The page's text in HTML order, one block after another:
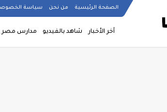
الصفحة الرئيسية من نحن سياسة
أخر الأخبار شاهد بالفيديو مدارس مصر